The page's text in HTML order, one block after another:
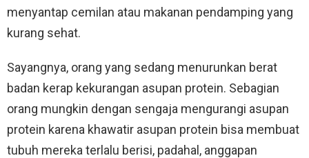
menyantap cemilan atau makanan pendamping yang
kurang sehat.
Sayangnya, orang yang sedang menurunkan berat
badan kerap kekurangan asupan protein. Sebagian
orang mungkin dengan sengaja mengurangi asupan
protein karena khawatir asupan protein bisa membuat
tubuh mereka terlalu berisi, padahal, anggapan